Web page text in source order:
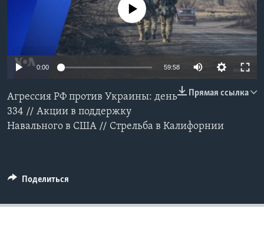
Learning English
СОЦИАЛЬНЫЕ СЕТИ
Языки
No media source currently available
0:00 59:58
Прямая ссылка
Агрессия РФ против Украины: день
334 // Акции в поддержку
Навального в США // Стрельба в Калифорнии
Поделиться